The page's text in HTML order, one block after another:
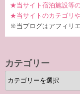
★当サイト宿泊施設等
★当サイトのカテゴリ
※当ブログはアフィリ
カテゴリー
カ
テ